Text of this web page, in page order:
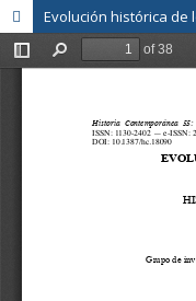
Evolución histórica de